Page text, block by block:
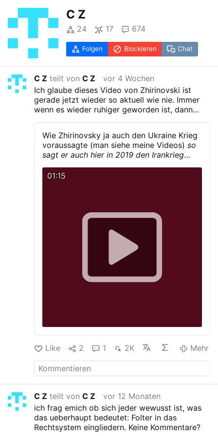
C Z
24 17 674
Folgen Blockieren Chat
C Z teilt vonC Z
vor 4 Wochen
Ich glaube dieses Video von Zhirinovski ist
gerade jetzt wieder so aktuell wie nie. Immer
wenn es wieder ruhiger geworden ist, dann
Dazu passend: der James Bond Film "Man lebt
nur zweimal". Gott steh uns bei.
Wie Zhirinovsky ja auch den Ukraine Krieg
voraussagte (man siehe meine Videos)so
sagt er auch hier in 2019 den Irankrieg
total vergessen, Iran ist nicht Kosovo oder
planen und die Staaten tanzen wie die
Puppen).Aber Leute, vergesst nicht:
Russland wird den Westen ueberfallen.
01:15
Like 2 1 2K Mehr
C Z teilt vonC Z
vor 12 Monaten
ich frag emich ob sich jeder wewusst ist, was
das ueberhaupt bedeutet: Folter in das
Rechtsystem eingliedern. Keine Kommentare?